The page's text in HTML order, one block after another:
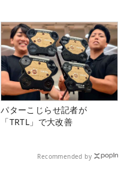
パターこじらせ記者が
「TRTL」で大改善
Recommended by